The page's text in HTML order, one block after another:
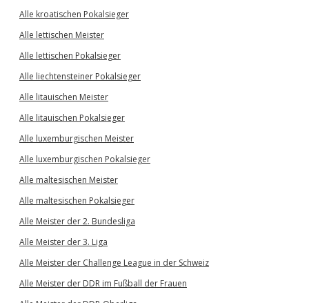
Alle kroatischen Pokalsieger
Alle lettischen Meister
Alle lettischen Pokalsieger
Alle liechtensteiner Pokalsieger
Alle litauischen Meister
Alle litauischen Pokalsieger
Alle luxemburgischen Meister
Alle luxemburgischen Pokalsieger
Alle maltesischen Meister
Alle maltesischen Pokalsieger
Alle Meister der 2. Bundesliga
Alle Meister der 3. Liga
Alle Meister der Challenge League in der Schweiz
Alle Meister der DDR im Fußball der Frauen